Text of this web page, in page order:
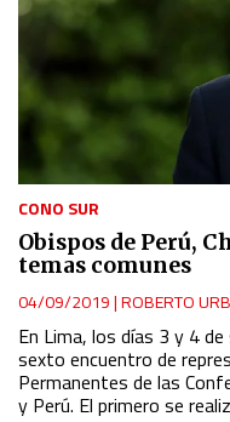
CONO SUR
Obispos de Perú,
temas comunes
04/09/2019|ROBERTO
En Lima, los días 3 y 4
sexto encuentro de
Permanentes de las
y Perú. El primero se